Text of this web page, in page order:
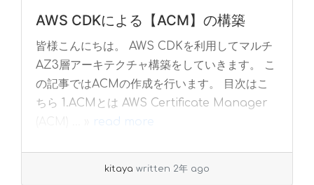
AWS CDKによる【ACM】の構築
皆様こんにちは。 AWS CDKを利用してマルチ
AZ3層アーキテクチャ構築をしていきます。 こ
の記事ではACMの作成を行います。 目次はこ
ちら 1.ACMとは AWS Certificate Manager
read more
kitaya written 2年 ago